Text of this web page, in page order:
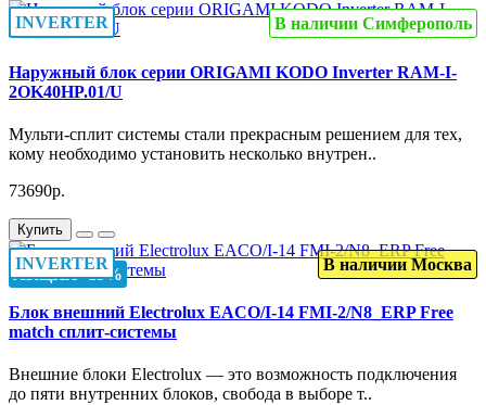
INVERTER В наличии Симферополь
Наружный блок серии ORIGAMI KODO Inverter RAM-I-
2OK40HP.01/U
Мульти-сплит системы стали прекрасным решением для тех,
кому необходимо установить несколько внутрен..
73690р.
Купить
АКЦИЯ -15%
INVERTER В наличии Москва
Блок внешний Electrolux EACO/I-14 FMI-2/N8_ERP Free
match сплит-системы
Внешние блоки Electrolux — это возможность подключения
до пяти внутренних блоков, свобода в выборе т..